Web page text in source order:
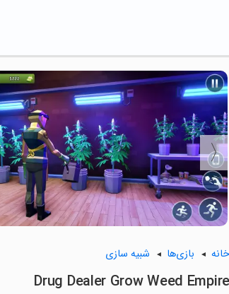
〈
خانه بازی‌ها شبیه سازی
Drug Dealer Grow Weed Empire